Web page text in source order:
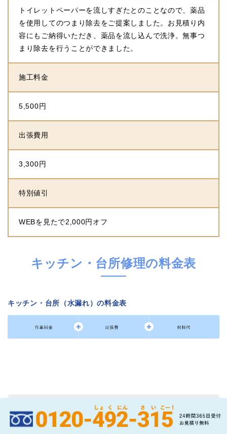
トイレットペーパーを流しすぎたとのことなので、薬品
を使用してのつまり除去をご提案しました。お見積り内
容にもご納得いただき、薬品を流し込んで洗浄。無事つ
まり除去を行うことができました。
施工料金
5,500円
出張費用
3,300円
特別値引
WEBを見たで2,000円オフ
キッチン・台所修理の料金表
キッチン・台所（水漏れ）の料金表
施工料金 出張料金